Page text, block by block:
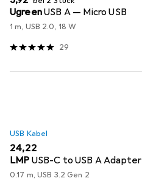
UgreenUSB A — Micro USB
1 m, USB 2.0, 18 W
29
USB Kabel
EUR
24,22
LMP USB-C to USB A Adapter
0.17 m, USB 3.2 Gen 2